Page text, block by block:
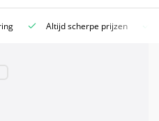
Altijd scherpe prijzen